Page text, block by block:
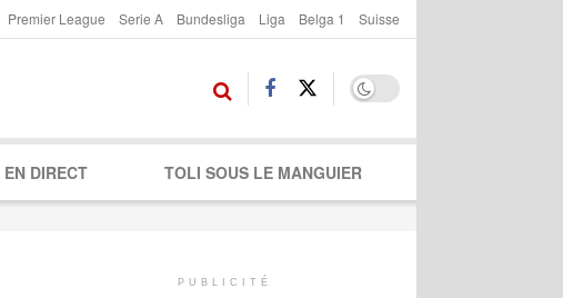
Premier League Serie A Bundesliga Liga Belga 1 Suisse
EN DIRECT TOLI SOUS LE MANGUIER
PUBLICITÉ